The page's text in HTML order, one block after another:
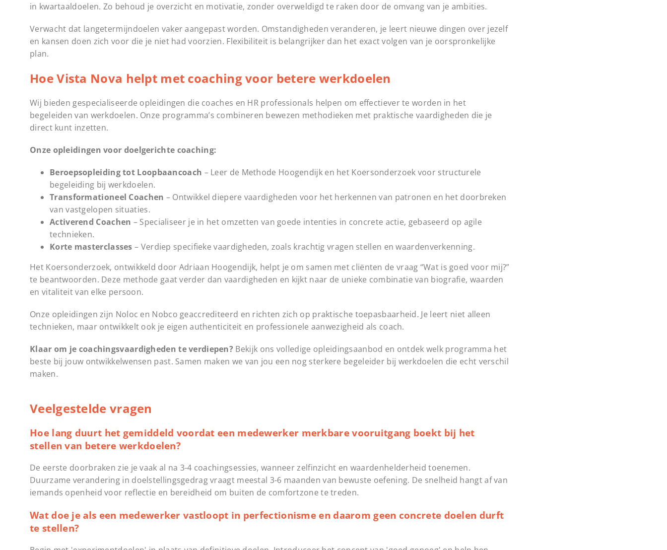
in kwartaaldoelen. Zo behoud je overzicht en motivatie, zonder overweldigd te raken door de omvang van je ambities.
Verwacht dat langetermijndoelen vaker aangepast worden. Omstandigheden veranderen, je leert nieuwe dingen over jezelf
en kansen doen zich voor die je niet had voorzien. Flexibiliteit is belangrijker dan het exact volgen van je oorspronkelijke
plan.
Hoe Vista Nova helpt met coaching voor betere werkdoelen
Wij bieden gespecialiseerde opleidingen die coaches en HR professionals helpen om effectiever te worden in het
begeleiden van werkdoelen. Onze programma’s combineren bewezen methodieken met praktische vaardigheden die je
direct kunt inzetten.
Onze opleidingen voor doelgerichte coaching:
Beroepsopleiding tot Loopbaancoach – Leer de Methode Hoogendijk en het Koersonderzoek voor structurele
begeleiding bij werkdoelen.
Transformationeel Coachen – Ontwikkel diepere vaardigheden voor het herkennen van patronen en het doorbreken
van vastgelopen situaties.
Activerend Coachen – Specialiseer je in het omzetten van goede intenties in concrete actie, gebaseerd op agile
technieken.
Korte masterclasses – Verdiep specifieke vaardigheden, zoals krachtig vragen stellen en waardenverkenning.
Het Koersonderzoek, ontwikkeld door Adriaan Hoogendijk, helpt je om samen met cliënten de vraag “Wat is goed voor mij?”
te beantwoorden. Deze methode gaat verder dan vaardigheden en kijkt naar de unieke combinatie van biografie, waarden
en vitaliteit van elke persoon.
Onze opleidingen zijn Noloc en Nobco geaccrediteerd en richten zich op praktische toepasbaarheid. Je leert niet alleen
technieken, maar ontwikkelt ook je eigen authenticiteit en professionele aanwezigheid als coach.
Klaar om je coachingsvaardigheden te verdiepen? Bekijk ons volledige opleidingsaanbod en ontdek welk programma het
beste bij jouw ontwikkelwensen past. Samen maken we van jou een nog sterkere begeleider bij werkdoelen die echt verschil
maken.
Veelgestelde vragen
Hoe lang duurt het gemiddeld voordat een medewerker merkbare vooruitgang boekt bij het
stellen van betere werkdoelen?
De eerste doorbraken zie je vaak al na 3-4 coachingsessies, wanneer zelfinzicht en waardenhelderheid toenemen.
Duurzame verandering in doelstellingsgedrag vraagt meestal 3-6 maanden van bewuste oefening. De snelheid hangt af van
iemands openheid voor reflectie en bereidheid om buiten de comfortzone te treden.
Wat doe je als een medewerker vastloopt in perfectionisme en daarom geen concrete doelen durft
te stellen?